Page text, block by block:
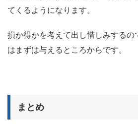
てくるようになります。
損か得かを考えて出し惜しみするの
はまずは与えるところからです。
まとめ